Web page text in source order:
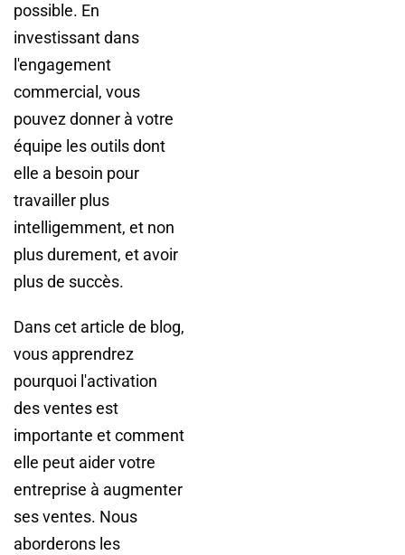
possible. En
investissant dans
l'engagement
commercial, vous
pouvez donner à votre
équipe les outils dont
elle a besoin pour
travailler plus
intelligemment, et non
plus durement, et avoir
plus de succès.
Dans cet article de blog,
vous apprendrez
pourquoi l'activation
des ventes est
importante et comment
elle peut aider votre
entreprise à augmenter
ses ventes. Nous
aborderons les